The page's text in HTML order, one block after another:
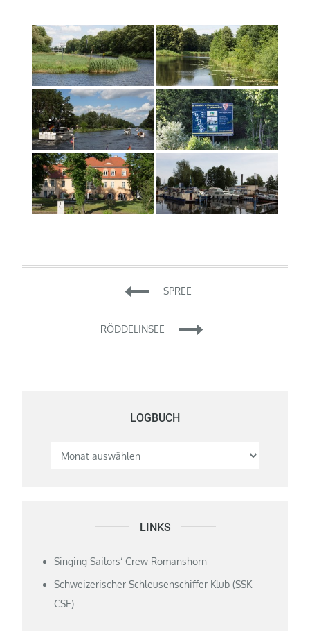
Beitragsnavigation
SPREE
RÖDDELINSEE
LOGBUCH Logbuch
LINKS
Singing Sailors‘ Crew Romanshorn
Schweizerischer Schleusenschiffer Klub (SSK-
CSE)